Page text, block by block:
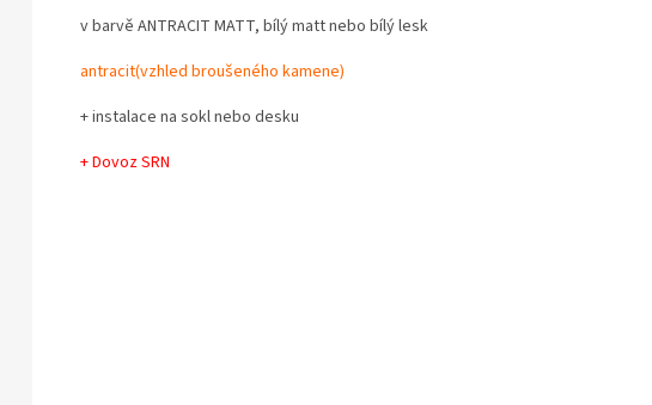
v barvě ANTRACIT MATT, bílý matt nebo bílý lesk
antracit(vzhled broušeného kamene)
+ instalace na sokl nebo desku
+ Dovoz SRN